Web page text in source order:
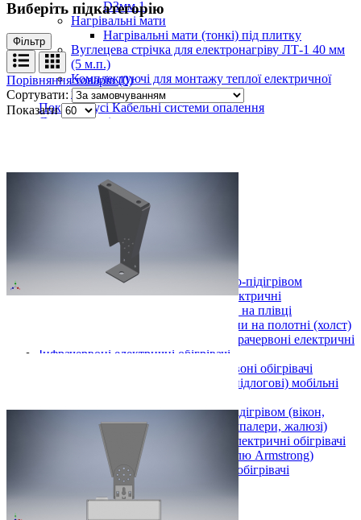
D3мм 1
Нагрівальні мати
Нагрівальні мати (тонкі) під плитку
Вуглецева стрічка для електронагріву ЛТ-1 40 мм
(5 м.п.)
Комплектуючі для монтажу теплої електричної
підлоги, кабеля
Показати усі Кабельні системи опалення
Дров'яні печі
Теплі килими з електро-підігрівом
Килимки 220 В
Стандарт
Універсал
Преміум
Килимки 12 В (автомобільні)
Килимки 220 В та 12 В
Показати усі Теплі килими з електро-підігрівом
Картини обігрівачі інфрачервоні електричні
Електричні картини обігрівачі на плівці
Інфрачервоні обігрівачі картини на полотні (холст)
Показати усі Картини обігрівачі інфрачервоні електричні
Інфрачервоні електричні обігрівачі
Плівкові електричні інфрачервоні обігрівачі
Універсальні (настінні, підлогові) мобільні
Інші вироби з електро-підігрівом (вікон,
дзеркал, фільтрів авто, шпалери, жалюзі)
Стельові інфрачервоні електричні обігрівачі
60х60 см (в підвісну стелю Armstrong)
Інші інфрачервоні електричні обігрівачі
Стельові
Армстронг
Виберіть підкатегорію
Фільтр
Порівняння товарів (0)
Сортувати:
Показати